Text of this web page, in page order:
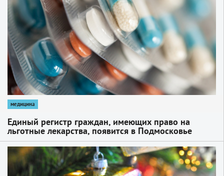
медицина
Единый регистр граждан, имеющих право на
льготные лекарства, появится в Подмосковье